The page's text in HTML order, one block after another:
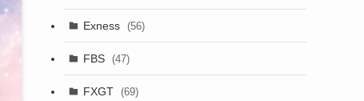
Exness (56)
FBS (47)
FXGT (69)